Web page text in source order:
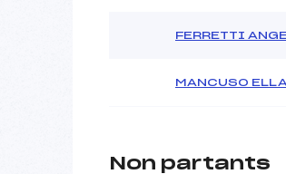
FERRETTI
MANCUSO ELLA
Non partants